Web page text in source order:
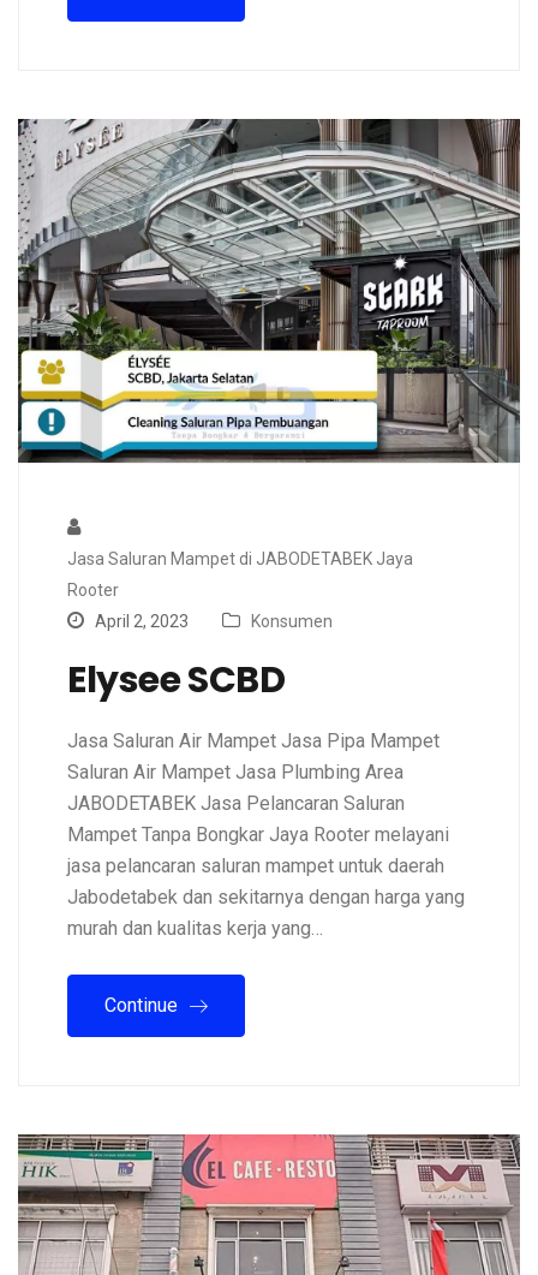
Jasa Saluran Mampet di JABODETABEK Jaya
Rooter
April 2, 2023
Konsumen
Elysee SCBD
Jasa Saluran Air Mampet Jasa Pipa Mampet
Saluran Air Mampet Jasa Plumbing Area
JABODETABEK Jasa Pelancaran Saluran
Mampet Tanpa Bongkar Jaya Rooter melayani
jasa pelancaran saluran mampet untuk daerah
Jabodetabek dan sekitarnya dengan harga yang
murah dan kualitas kerja yang…
Continue